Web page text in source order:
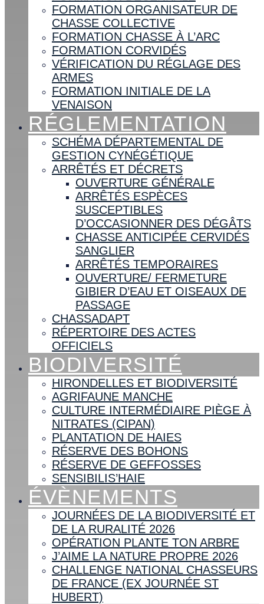
FORMATION ORGANISATEUR DE
CHASSE COLLECTIVE
FORMATION CHASSE À L’ARC
FORMATION CORVIDÉS
VÉRIFICATION DU RÉGLAGE DES
ARMES
FORMATION INITIALE DE LA
VENAISON
RÉGLEMENTATION
SCHÉMA DÉPARTEMENTAL DE
GESTION CYNÉGÉTIQUE
ARRÊTÉS ET DÉCRETS
OUVERTURE GÉNÉRALE
ARRÊTÉS ESPÈCES
SUSCEPTIBLES
D’OCCASIONNER DES DÉGÂTS
CHASSE ANTICIPÉE CERVIDÉS
SANGLIER
ARRÊTÉS TEMPORAIRES
OUVERTURE/ FERMETURE
GIBIER D’EAU ET OISEAUX DE
PASSAGE
CHASSADAPT
RÉPERTOIRE DES ACTES
OFFICIELS
BIODIVERSITÉ
HIRONDELLES ET BIODIVERSITÉ
AGRIFAUNE MANCHE
CULTURE INTERMÉDIAIRE PIÈGE À
NITRATES (CIPAN)
PLANTATION DE HAIES
RÉSERVE DES BOHONS
RÉSERVE DE GEFFOSSES
SENSIBILIS’HAIE
ÉVÈNEMENTS
JOURNÉES DE LA BIODIVERSITÉ ET
DE LA RURALITÉ 2026
OPÉRATION PLANTE TON ARBRE
J’AIME LA NATURE PROPRE 2026
CHALLENGE NATIONAL CHASSEURS
DE FRANCE (EX JOURNÉE ST
HUBERT)